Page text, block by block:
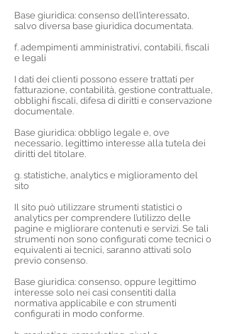
Base giuridica: consenso dell’interessato,
salvo diversa base giuridica documentata.
f. adempimenti amministrativi, contabili, fiscali
e legali
I dati dei clienti possono essere trattati per
fatturazione, contabilità, gestione contrattuale,
obblighi fiscali, difesa di diritti e conservazione
documentale.
Base giuridica: obbligo legale e, ove
necessario, legittimo interesse alla tutela dei
diritti del titolare.
g. statistiche, analytics e miglioramento del
sito
Il sito può utilizzare strumenti statistici o
analytics per comprendere l’utilizzo delle
pagine e migliorare contenuti e servizi. Se tali
strumenti non sono configurati come tecnici o
equivalenti ai tecnici, saranno attivati solo
previo consenso.
Base giuridica: consenso, oppure legittimo
interesse solo nei casi consentiti dalla
normativa applicabile e con strumenti
configurati in modo conforme.